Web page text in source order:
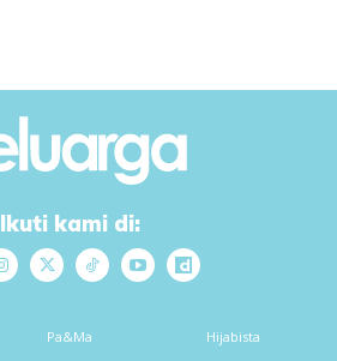
Ikuti kami di:
Pa&Ma Hijabista